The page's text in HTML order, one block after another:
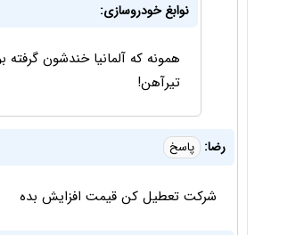
نوابغ خودروسازی:
همونه که آلمانیا خندشون
تیرآهن!
رضا: پاسخ
شرکت تعطیل کن قیمت افزایش بده